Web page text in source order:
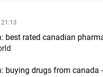
21:13
best rated canadian
buying drugs from canada